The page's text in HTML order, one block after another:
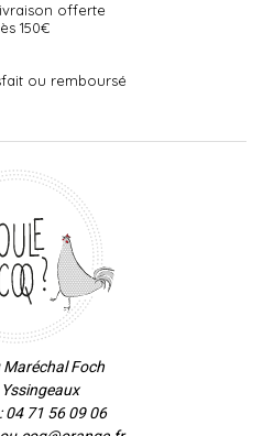
offerte
150€
ou remboursé
Maréchal Foch
04 71 56 09 06